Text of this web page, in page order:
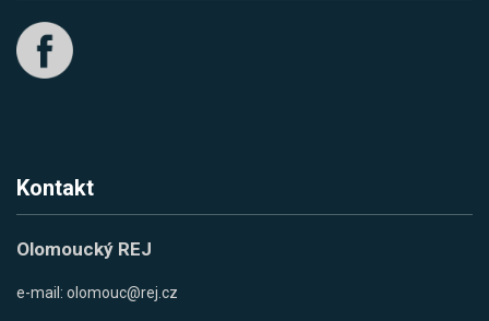
Kontakt
Olomoucký REJ
e-mail: olomouc@rej.cz